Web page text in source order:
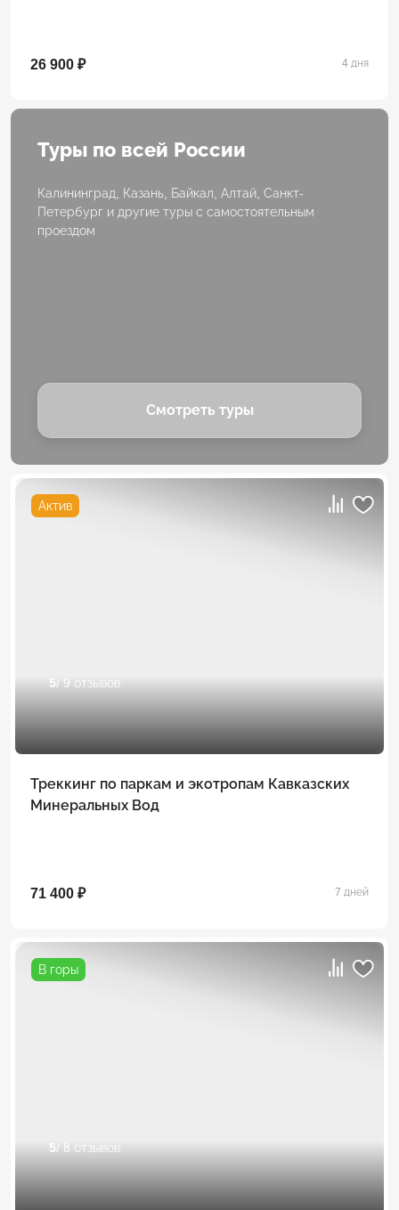
26 900 ₽ 4 дня
Туры по всей России
Калининград, Казань, Байкал, Алтай, Санкт-
Петербург и другие туры с самостоятельным
проездом
Смотреть туры
Актив
5/ 9 отзывов
Треккинг по паркам и экотропам Кавказских
Минеральных Вод
71 400 ₽ 7 дней
В горы
5/ 8 отзывов